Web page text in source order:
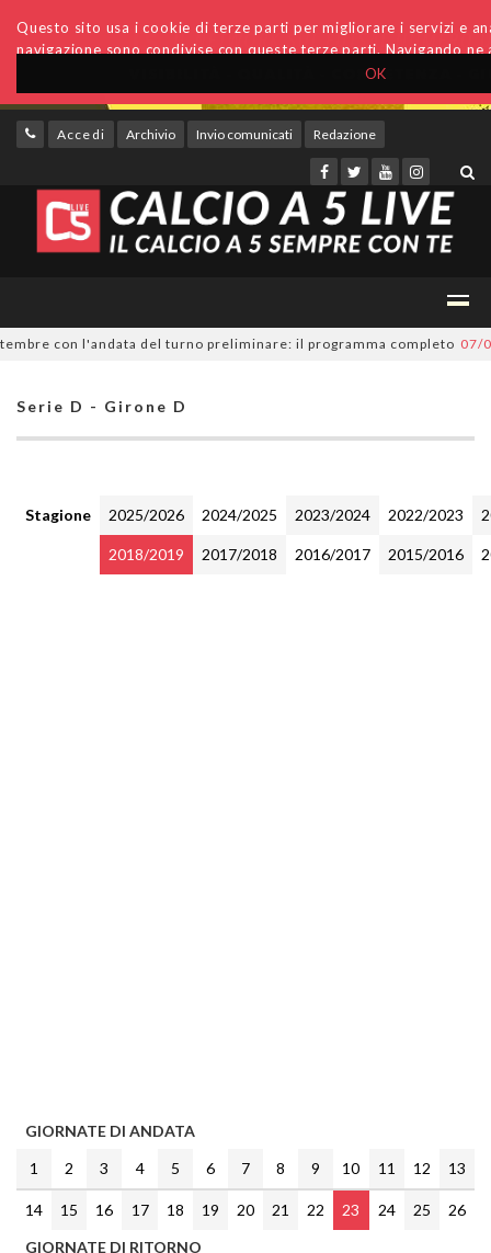
OK
Questo sito usa i cookie di terze parti per migliorare i servizi e
navigazione sono condivise con queste terze parti. Navigando
Accedi Archivio Invio comunicati Redazione
con l'andata del turno preliminare: il programma completo 07/08/
Serie D - Girone D
Stagione 2025/2026 2024/2025 2023/2024 2022/2023
2018/2019 2017/2018 2016/2017 2015/2016
GIORNATE DI ANDATA
1
2 3 4 5 6 7 8 9 10 11 12 13
14 15 16 17 18 19 20 21 22 23 24 25
26
GIORNATE DI RITORNO